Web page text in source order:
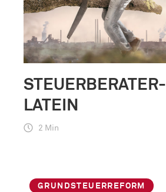
STEUERBERATER-
LATEIN
2 Min
GRUNDSTEUERREFORM